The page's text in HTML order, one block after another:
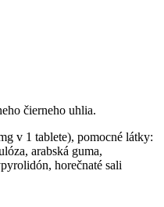
čierneho uhlia.
v 1 tablete), pomocné látky:
arabská guma,
horečnaté sali